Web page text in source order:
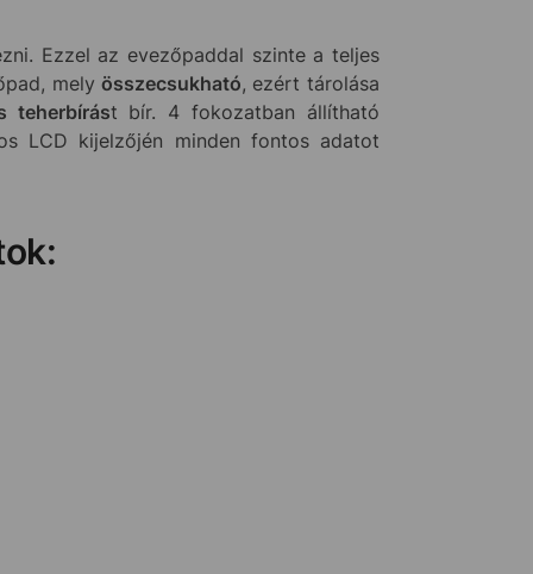
Ezzel az evezőpaddal szinte a teljes
mely összecsukható, ezért tárolása
teherbírást bír. 4 fokozatban állítható
LCD kijelzőjén minden fontos adatot